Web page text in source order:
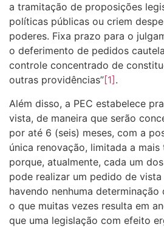
a tramitação de proposições
políticas públicas ou criem
poderes. Fixa prazo para o
o deferimento de pedidos
controle concentrado de
outras providências”[1] .
Além disso, a PEC estabelece
vista, de maneira que serão
por até 6 (seis) meses, com a
única renovação, limitada a mais
porque, atualmente, cada um
pode realizar um pedido de
havendo nenhuma
o que muitas vezes resulta em
que uma legislação com efeito